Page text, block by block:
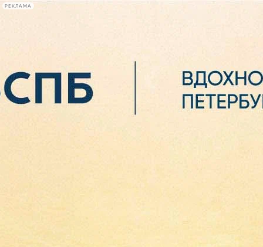
РЕКЛАМА
Сегодня:
2026.08.06
17:55